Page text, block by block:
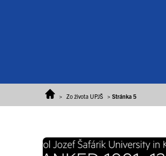
> Zo života UPJŠ > Stránka 5